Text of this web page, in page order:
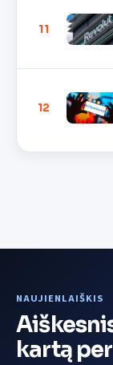
11
12
NAUJIENLAIŠKIS
kartą